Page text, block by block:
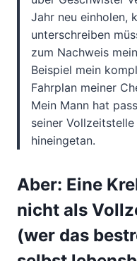
Jahr neu einholen,
unterschreiben
zum Nachweis
Beispiel mein
Fahrplan meiner
Mein Mann hat
seiner
hineingetan.
Aber: Eine
nicht als
(wer das